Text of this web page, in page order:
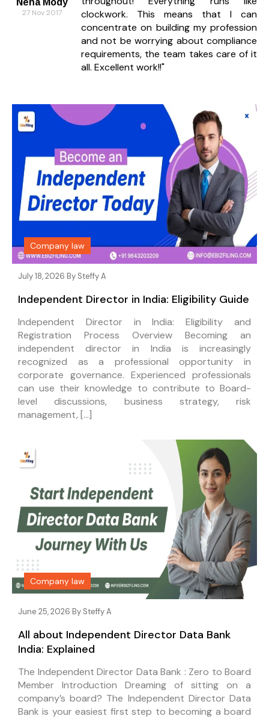
Neha Mody
27 Nov 2017
clockwork. This means that I can
concentrate on building my profession
and not be worrying about compliance
requirements, the team takes care of it
all. Excellent work!!"
Company law
July 18, 2026 By Steffy A
Independent Director in India: Eligibility Guide
Independent Director in India: Eligibility and
Registration Process Overview Becoming an
independent director in India is increasingly
recognized as a professional opportunity in
corporate governance. Experienced professionals
can use their knowledge to contribute to Board-
level discussions, business strategy, risk
management, […]
Company law
June 25, 2026 By Steffy A
All about Independent Director Data Bank
India: Explained
The Independent Director Data Bank : Zero to Board
Member Introduction Dreaming of sitting on a
company’s board? The Independent Director Data
Bank is your easiest first step to becoming a board